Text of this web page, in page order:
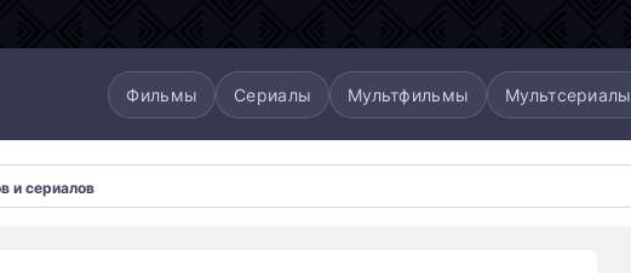
Фильмы Сериалы Мультфильмы Мультсериалы